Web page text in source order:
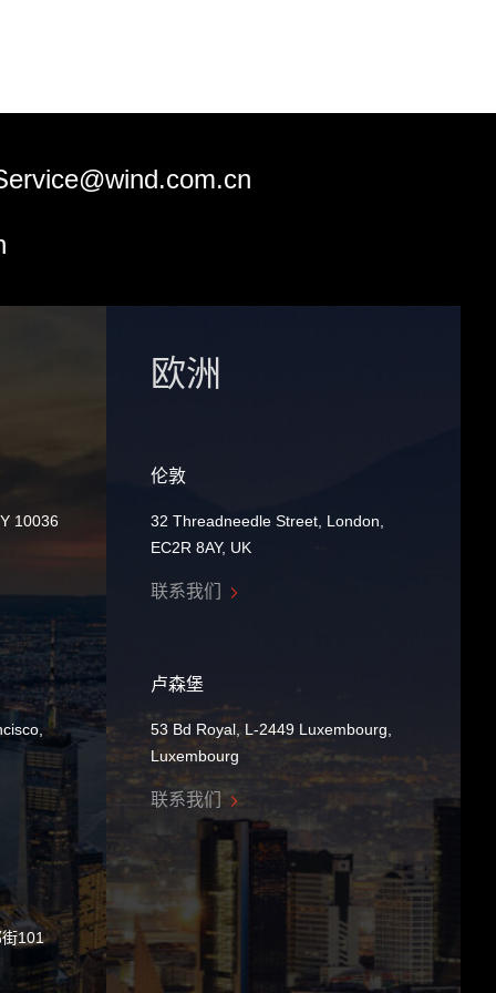
10036
101
欧洲
伦敦
32 Threadneedle Street, London,
EC2R 8AY, UK
联系我们
卢森堡
53 Bd Royal, L-2449 Luxembourg,
Luxembourg
联系我们